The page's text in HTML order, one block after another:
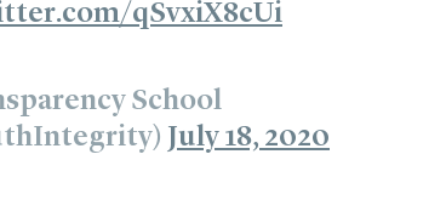
qSvxiX8cUi
School
July 18, 2020